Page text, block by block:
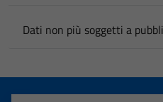
Dati non più soggetti a